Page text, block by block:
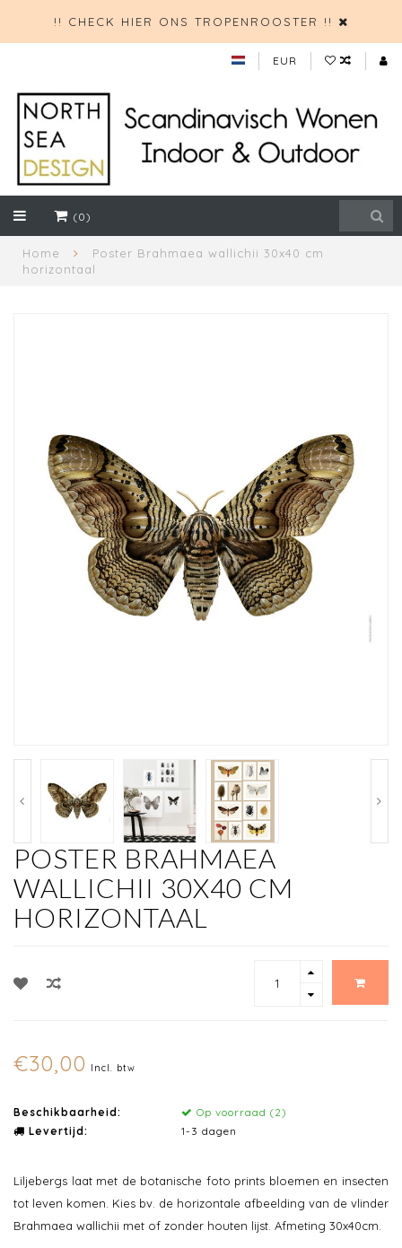
!! CHECK HIER ONS TROPENROOSTER !!
EUR
(0)
Home
Poster Brahmaea wallichii 30x40 cm
horizontaal
POSTER BRAHMAEA
WALLICHII 30X40 CM
HORIZONTAAL
€30,00 Incl. btw
Beschikbaarheid:
Op voorraad (2)
Levertijd:
1-3 dagen
Liljebergs laat met de botanische foto prints bloemen en insecten
tot leven komen. Kies bv. de horizontale afbeelding van de vlinder
Brahmaea wallichii met of zonder houten lijst. Afmeting 30x40cm.